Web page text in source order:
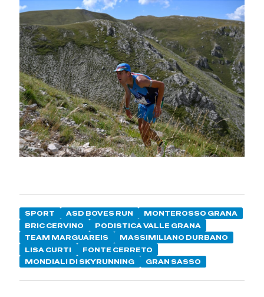
SPORT ASD BOVES RUN
MONTEROSSO GRANA
BRIC CERVINO
PODISTICA VALLE GRANA
TEAM MARGUAREIS
MASSIMILIANO DURBANO
LISA CURTI
FONTE CERRETO
MONDIALI DI SKYRUNNING
GRAN SASSO